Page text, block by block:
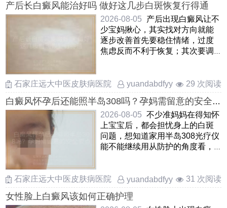
产后长白癜风能治好吗 做好这几步白斑恢复行得通
2026-08-05
产后出现白癜风让不
少宝妈揪心，其实找对方向就能
逐步改善首先要稳住情绪，过度
焦虑反而不利于恢复；其次要调
石家庄远大中医皮肤病医院
yuandabdfyy 29 次阅读
白癜风怀孕后还能照半岛308吗？孕妈需留意的安全
要点
2026-08-05 不少准妈妈在得知怀
上宝宝后，都会担忧身上的白斑
问题，想知道家用半岛308光疗仪
能不能继续用从防护的角度看，
石家庄远大中医皮肤病医院 yuandabdfyy 31 次阅读
女性脸上白癜风该如何正确护理